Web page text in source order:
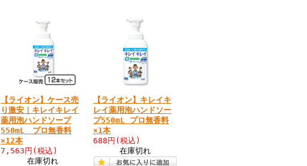
【ライオン】ケース売
り激安｜キレイキレイ
薬用泡ハンドソープ
550mL プロ無香料
×12本
7,563円 (税込)
在庫切れ
【ライオン】キレイキ
レイ薬用泡ハンドソー
プ550mL プロ無香料
×1本
688円 (税込)
在庫切れ